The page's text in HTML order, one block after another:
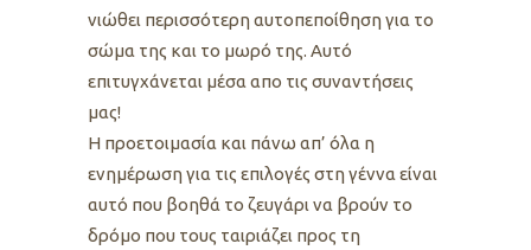
νιώθει περισσότερη αυτοπεποίθηση για το
σώμα της και το μωρό της. Αυτό
επιτυγχάνεται μέσα απο τις συναντήσεις
μας!
Η προετοιμασία και πάνω απ’ όλα η
ενημέρωση για τις επιλογές στη γέννα είναι
αυτό που βοηθά το ζευγάρι να βρούν το
δρόμο που τους ταιριάζει προς τη